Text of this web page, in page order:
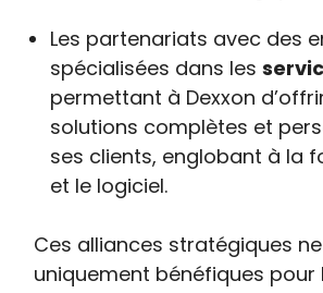
Les partenariats avec des
spécialisées dans les
permettant à Dexxon
solutions complètes et
ses clients, englobant à la
et le logiciel.
Ces alliances stratégiques
uniquement bénéfiques pour